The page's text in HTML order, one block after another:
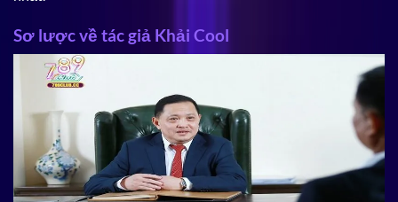
Sơ lược về tác giả Khải Cool